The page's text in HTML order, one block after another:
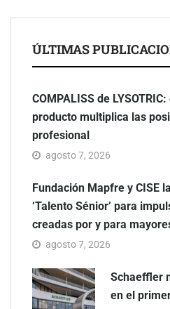
ÚLTIMAS
COMPALISS de
producto multiplica las
profesional
agosto 7, 2026
Fundación Mapfre y CISE
‘Talento Sénior’ para
creadas por y para
agosto 7, 2026
Schaeffler
en el